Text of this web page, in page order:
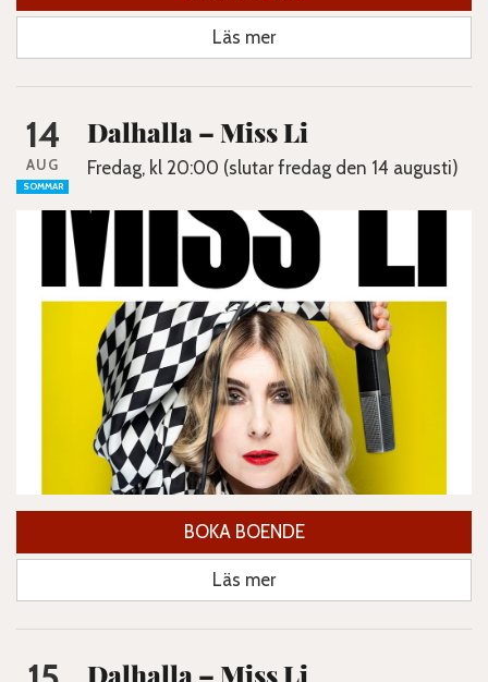
Läs mer
14
AUG
SOMMAR
Dalhalla – Miss Li
Fredag, kl 20:00 (slutar fredag den 14 augusti)
BOKA BOENDE
Läs mer
Dalhalla – Miss Li